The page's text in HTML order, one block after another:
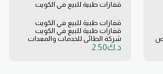
قفازات طبية للبيع في الكويت
قفازات طبية للبيع في الكويت
قفازات طبية للبيع في الكويت
شركة الطائي للخدمات والمعدات
الطبية في الكويت ارخص وافضل
د.ك2.50